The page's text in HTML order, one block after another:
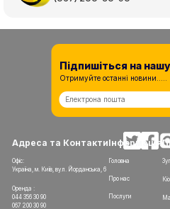
Адреса та Контакти
Офіс:
Україна, м. Київ, вул. Йорданська, 6
Оренда :
044 356 30 90
067 200 30 90
Інформація
Головна
Про нас
Послуги
Підпишіться на
Отримуйте останні новини.....